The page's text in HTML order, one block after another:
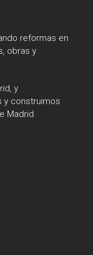
reformas en
obras y
y
y construimos
Madrid